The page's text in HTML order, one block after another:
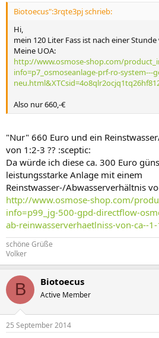
Biotoecus":3rqte3pj schrieb:
Hi,
mein 120 Liter Fass ist nach einer Stunde
Meine UOA:
http://www.osmose-shop.com/
info=p7_osmoseanlage-prf-ro-system---
Also nur 660,-€
"Nur" 660 Euro und ein
von 1:2-3 ?? :sceptic:
Da würde ich diese ca. 300 Euro
leistungsstarke Anlage mit einem
Reinstwasser-/Abwasserverhältnis
http://www.osmose-shop.com/
info=p99_jg-500-gpd-directflow-
ab-reinwasserverhaetlniss-von-ca--
schöne Grüße
Volker
B Biotoecus
Active Member
25 September 2014